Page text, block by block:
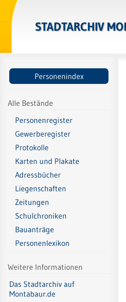
STADTARCHIV
Personenindex
Alle Bestände
Personenregister
Gewerberegister
Protokolle
Karten und Plakate
Adressbücher
Liegenschaften
Zeitungen
Schulchroniken
Bauanträge
Personenlexikon
Weitere Informationen
Das Stadtarchiv auf
Montabaur.de